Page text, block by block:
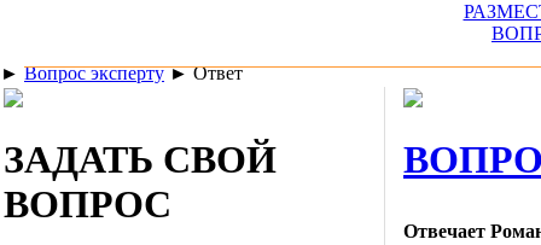
► Вопрос эксперту►Ответ
ЗАДАТЬ СВОЙ
ВОПРОС
Отвечает